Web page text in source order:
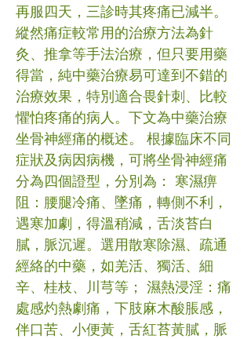
再服四天，三診時其疼痛已減半。
縱然痛症較常用的治療方法為針
灸、推拿等手法治療，但只要用藥
得當，純中藥治療易可達到不錯的
治療效果，特別適合畏針刺、比較
懼怕疼痛的病人。下文為中藥治療
坐骨神經痛的概述。 根據臨床不同
症狀及病因病機，可將坐骨神經痛
分為四個證型，分別為： 寒濕痹
阻：腰腿冷痛、墜痛，轉側不利，
遇寒加劇，得溫稍減，舌淡苔白
膩，脈沉遲。選用散寒除濕、疏通
經絡的中藥，如羌活、獨活、細
辛、桂枝、川芎等； 濕熱浸淫：痛
處感灼熱劇痛，下肢麻木酸脹感，
伴口苦、小便黃，舌紅苔黃膩，脈